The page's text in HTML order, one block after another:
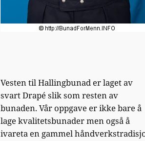
Vesten til Hallingbunad er laget av
svart Drapé slik som resten av
bunaden. Vår oppgave er ikke bare å
lage kvalitetsbunader men også å
ivareta en gammel